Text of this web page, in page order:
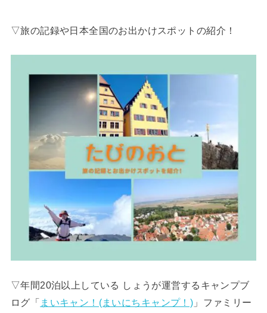
▽旅の記録や日本全国のお出かけスポットの紹介！
▽年間20泊以上している しょうが運営するキャンプブ
ログ「 まいキャン！(まいにちキャンプ！) 」ファミリー